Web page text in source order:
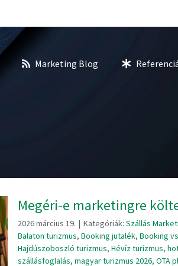
Marketing Blog
Megéri-e marketingre
2026 március 19. | Kategóriák: Szállás
Balaton turizmus, Booking jutalék, Booking
Hajdúszoboszló turizmus, Hévíz turizmus,
szállásfoglalás, magyar turizmus 2026, OTA